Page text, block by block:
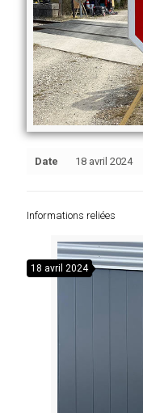
Date 18 avril 2024
Informations reliées
18 avril 2024